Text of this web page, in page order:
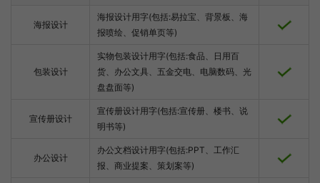
海报设计
海报设计用字(包括:易拉宝、背景板、海
报喷绘、促销单页等)
包装设计
实物包装设计用字(包括:食品、日用百
货、办公文具、五金交电、电脑数码、光
盘盘面等)
宣传册设计
宣传册设计用字(包括:宣传册、楼书、说
明书等)
办公设计
办公文档设计用字(包括:PPT、工作汇
报、商业提案、策划案等)